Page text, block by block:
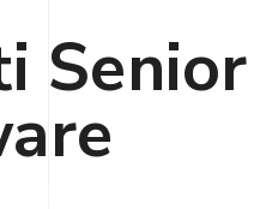
de vanzari
Data Interchange
Senior